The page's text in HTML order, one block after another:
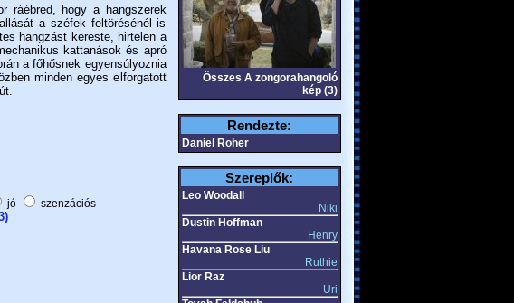
ráébred, hogy a hangszerek
a széfek feltörésénél is
hangzást kereste, hirtelen a
kattanások és apró
a főhősnek egyensúlyoznia
minden egyes elforgatott
jó szenzációs
Összes A zongorahangoló
kép (3)
Rendezte:
Daniel Roher
Szereplők:
Leo Woodall
Niki
Dustin Hoffman
Henry
Havana Rose Liu
Ruthie
Lior Raz
Uri